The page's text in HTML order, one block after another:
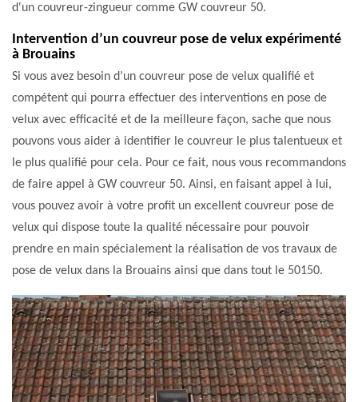
d'un couvreur-zingueur comme GW couvreur 50.
Intervention d’un couvreur pose de velux expérimenté
à Brouains
Si vous avez besoin d’un couvreur pose de velux qualifié et
compétent qui pourra effectuer des interventions en pose de
velux avec efficacité et de la meilleure façon, sache que nous
pouvons vous aider à identifier le couvreur le plus talentueux et
le plus qualifié pour cela. Pour ce fait, nous vous recommandons
de faire appel à GW couvreur 50. Ainsi, en faisant appel à lui,
vous pouvez avoir à votre profit un excellent couvreur pose de
velux qui dispose toute la qualité nécessaire pour pouvoir
prendre en main spécialement la réalisation de vos travaux de
pose de velux dans la Brouains ainsi que dans tout le 50150.